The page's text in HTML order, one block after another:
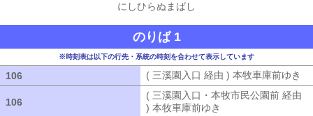
にしひらぬまばし
のりば 1
※時刻表は以下の行先・系統の時刻を合わせて表示しています
106 ( 三溪園入口 経由 ) 本牧車庫前ゆき
106
( 三溪園入口・本牧市民公園前 経由
) 本牧車庫前ゆき